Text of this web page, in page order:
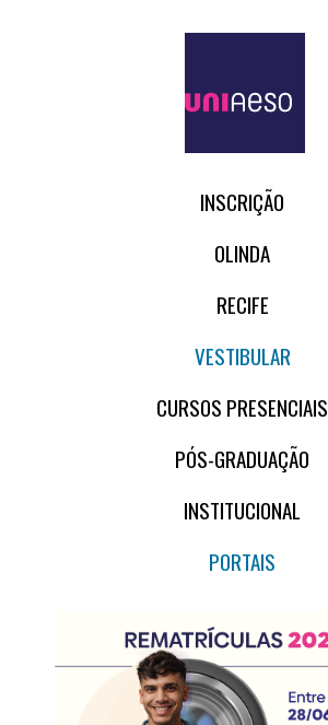
INSCRIÇÃO
OLINDA
RECIFE
VESTIBULAR
CURSOS PRESENCIAIS
PÓS-GRADUAÇÃO
INSTITUCIONAL
PORTAIS